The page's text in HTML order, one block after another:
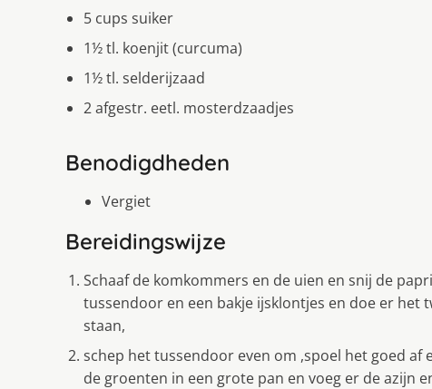
5 cups suiker
1½ tl. koenjit (curcuma)
1½ tl. selderijzaad
2 afgestr. eetl. mosterdzaadjes
Benodigdheden
Vergiet
Bereidingswijze
Schaaf de komkommers en de uien en snij de
tussendoor en een bakje ijsklontjes en doe er het
staan,
schep het tussendoor even om ,spoel het goed af
de groenten in een grote pan en voeg er de azijn